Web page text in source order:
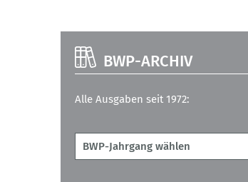
BWP-ARCHIV
Alle Ausgaben seit 1972: